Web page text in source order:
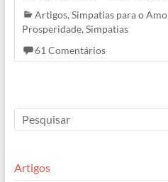
Artigos, Simpatias para o
Prosperidade, Simpatias
61 Comentários
Artigos